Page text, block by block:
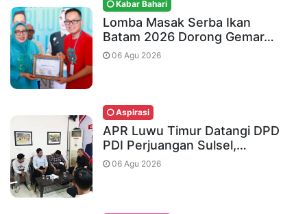
Kabar Bahari
Lomba Masak Serba Ikan
Batam 2026 Dorong Gemar…
06 Agu 2026
Aspirasi
APR Luwu Timur Datangi DPD
PDI Perjuangan Sulsel,…
06 Agu 2026